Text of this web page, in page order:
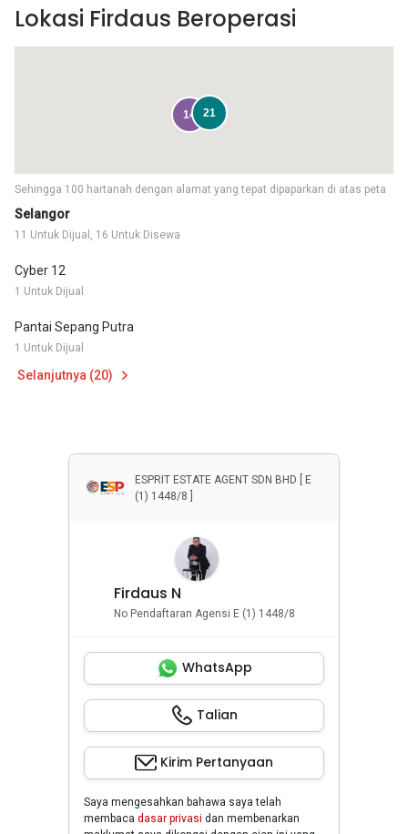
Selangor
11 Untuk Dijual, 16 Untuk Disewa
Cyber 12
1 Untuk Dijual
Pantai Sepang Putra
1 Untuk Dijual
Selanjutnya (20)
Sehingga 100 hartanah dengan alamat yang tepat dipaparkan di atas peta
14 21
Lokasi Firdaus Beroperasi
ESPRIT ESTATE AGENT SDN BHD [ E
(1) 1448/8 ]
Firdaus N
No Pendaftaran Agensi E (1) 1448/8
WhatsApp
Talian
Kirim Pertanyaan
Saya mengesahkan bahawa saya telah
membaca dasar privasi dan membenarkan